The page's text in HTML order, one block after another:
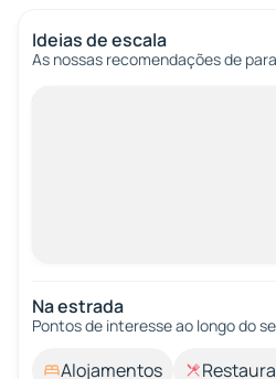
Ideias de escala
As nossas recomendações de
Na estrada
Pontos de interesse ao longo do
Alojamentos